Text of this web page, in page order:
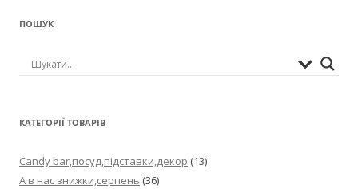
ПОШУК
КАТЕГОРІЇ ТОВАРІВ
Candy bar,посуд,підставки,декор (13)
А в нас знижки,серпень (36)